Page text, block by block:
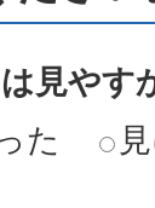
見やす
た